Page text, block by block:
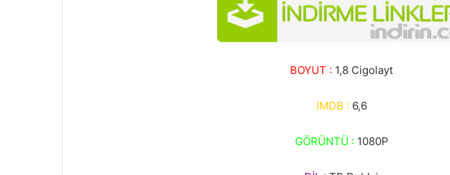
BOYUT : 1,8 Cigolayt
IMDB : 6,6
GÖRÜNTÜ : 1080P